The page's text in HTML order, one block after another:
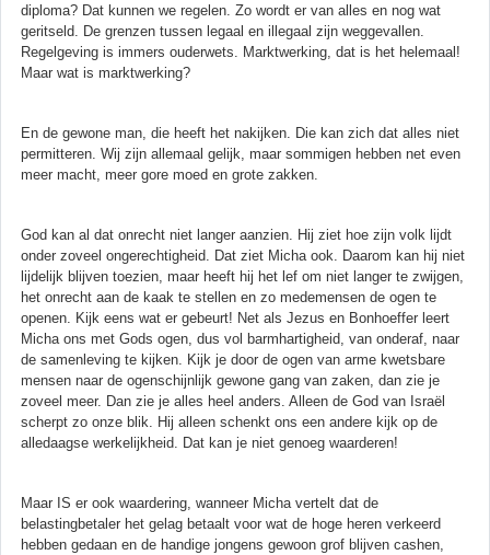
diploma? Dat kunnen we regelen. Zo wordt er van alles en nog wat
geritseld. De grenzen tussen legaal en illegaal zijn weggevallen.
Regelgeving is immers ouderwets. Marktwerking, dat is het helemaal!
Maar wat is marktwerking?
En de gewone man, die heeft het nakijken. Die kan zich dat alles niet
permitteren. Wij zijn allemaal gelijk, maar sommigen hebben net even
meer macht, meer gore moed en grote zakken.
God kan al dat onrecht niet langer aanzien. Hij ziet hoe zijn volk lijdt
onder zoveel ongerechtigheid. Dat ziet Micha ook. Daarom kan hij niet
lijdelijk blijven toezien, maar heeft hij het lef om niet langer te zwijgen,
het onrecht aan de kaak te stellen en zo medemensen de ogen te
openen. Kijk eens wat er gebeurt! Net als Jezus en Bonhoeffer leert
Micha ons met Gods ogen, dus vol barmhartigheid, van onderaf, naar
de samenleving te kijken. Kijk je door de ogen van arme kwetsbare
mensen naar de ogenschijnlijk gewone gang van zaken, dan zie je
zoveel meer. Dan zie je alles heel anders. Alleen de God van Israël
scherpt zo onze blik. Hij alleen schenkt ons een andere kijk op de
alledaagse werkelijkheid. Dat kan je niet genoeg waarderen!
Maar IS er ook waardering, wanneer Micha vertelt dat de
belastingbetaler het gelag betaalt voor wat de hoge heren verkeerd
hebben gedaan en de handige jongens gewoon grof blijven cashen,